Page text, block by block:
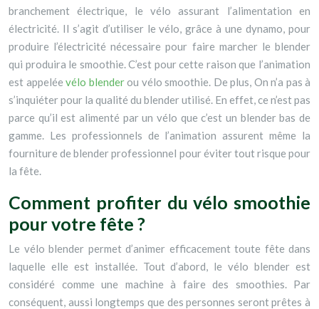
branchement électrique, le vélo assurant l’alimentation en
électricité. Il s’agit d’utiliser le vélo, grâce à une dynamo, pour
produire l’électricité nécessaire pour faire marcher le blender
qui produira le smoothie. C’est pour cette raison que l’animation
est appelée vélo blenderou vélo smoothie. De plus, On n’a pas à
s’inquiéter pour la qualité du blender utilisé. En effet, ce n’est pas
parce qu’il est alimenté par un vélo que c’est un blender bas de
gamme. Les professionnels de l’animation assurent même la
fourniture de blender professionnel pour éviter tout risque pour
la fête.
Comment profiter du vélo smoothie
pour votre fête ?
Le vélo blender permet d’animer efficacement toute fête dans
laquelle elle est installée. Tout d’abord, le vélo blender est
considéré comme une machine à faire des smoothies. Par
conséquent, aussi longtemps que des personnes seront prêtes à